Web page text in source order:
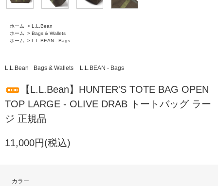
ホーム > L.L.Bean
ホーム
> Bags & Wallets
ホーム
> L.L.BEAN - Bags
L.L.Bean Bags & Wallets L.L.BEAN - Bags
【L.L.Bean】HUNTER'S TOTE BAG OPEN
TOP LARGE - OLIVE DRAB トートバッグ ラー
ジ 正規品
11,000円(税込)
カラー